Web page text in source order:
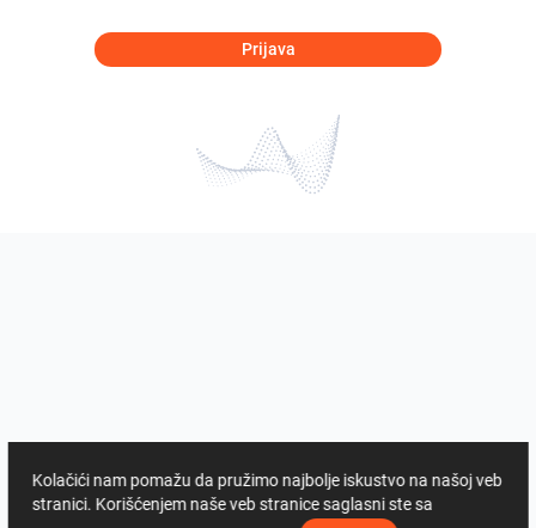
Prijava
Kolačići nam pomažu da pružimo najbolje iskustvo na našoj veb
stranici. Korišćenjem naše veb stranice saglasni ste sa